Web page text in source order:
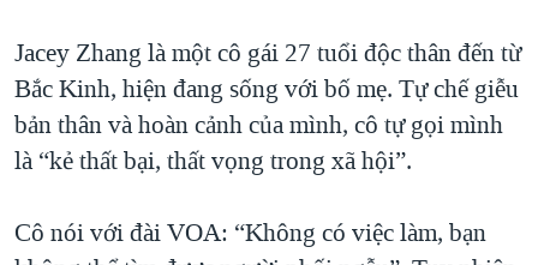
Jacey Zhang là một cô gái 27 tuổi độc thân đến từ
Bắc Kinh, hiện đang sống với bố mẹ. Tự chế giễu
bản thân và hoàn cảnh của mình, cô tự gọi mình
là “kẻ thất bại, thất vọng trong xã hội”.
Cô nói với đài VOA: “Không có việc làm, bạn